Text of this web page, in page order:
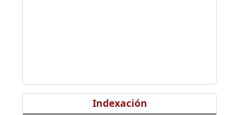
Indexación